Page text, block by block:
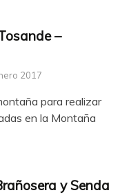
–
2017
para realizar
en la Montaña
y Senda